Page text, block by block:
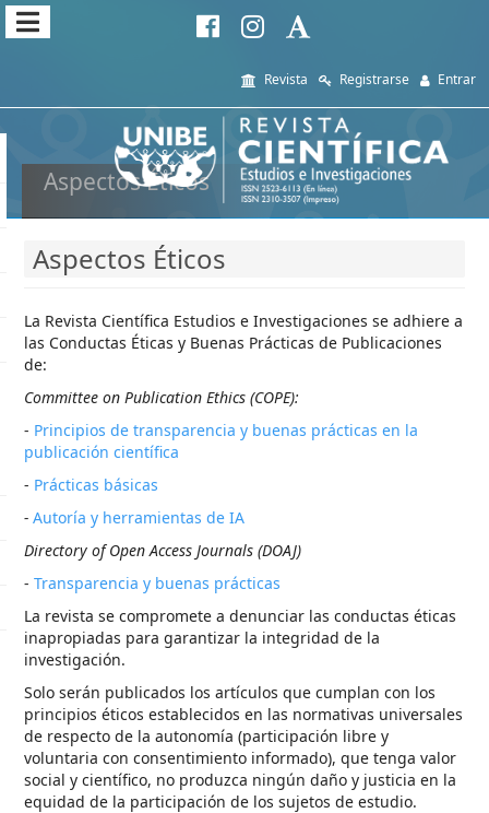
##plugins.themes.themeEleven.accessible_menu.sidebar##
Revista Registrarse Entrar
Aspectos Éticos
Aspectos Éticos
La Revista Científica Estudios e Investigaciones se adhiere a
las Conductas Éticas y Buenas Prácticas de Publicaciones
de:
Committee on Publication Ethics (COPE):
- Principios de transparencia y buenas prácticas en la
publicación científica
- Prácticas básicas
- Autoría y herramientas de IA
Directory of Open Access Journals (DOAJ)
- Transparencia y buenas prácticas
La revista se compromete a denunciar las conductas éticas
inapropiadas para garantizar la integridad de la
investigación.
Solo serán publicados los artículos que cumplan con los
principios éticos establecidos en las normativas universales
de respecto de la autonomía (participación libre y
voluntaria con consentimiento informado), que tenga valor
social y científico, no produzca ningún daño y justicia en la
equidad de la participación de los sujetos de estudio.